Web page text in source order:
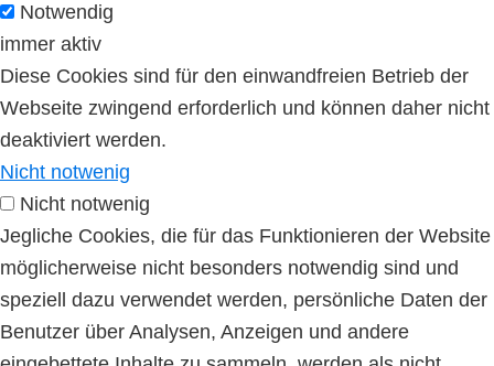
Notwendig
immer aktiv
Diese Cookies sind für den einwandfreien Betrieb der
Webseite zwingend erforderlich und können daher nicht
deaktiviert werden.
Nicht notwenig
Nicht notwenig
Jegliche Cookies, die für das Funktionieren der Website
möglicherweise nicht besonders notwendig sind und
speziell dazu verwendet werden, persönliche Daten der
Benutzer über Analysen, Anzeigen und andere